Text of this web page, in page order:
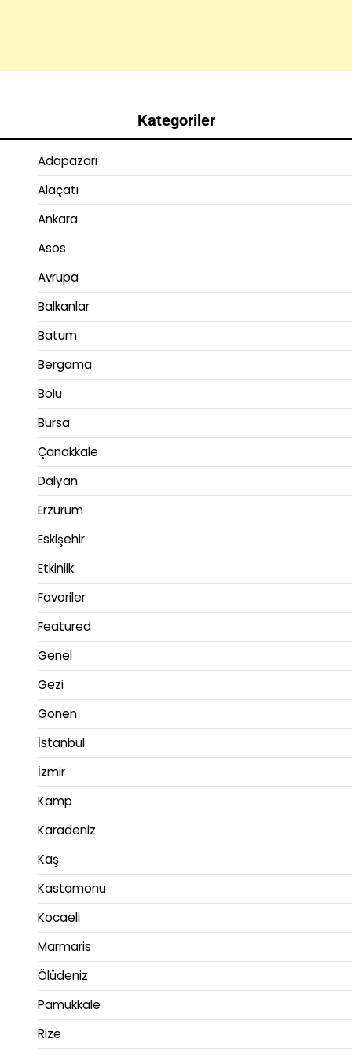
Kategoriler
Adapazarı
Alaçatı
Ankara
Asos
Avrupa
Balkanlar
Batum
Bergama
Bolu
Bursa
Çanakkale
Dalyan
Erzurum
Eskişehir
Etkinlik
Favoriler
Featured
Genel
Gezi
Gönen
İstanbul
İzmir
Kamp
Karadeniz
Kaş
Kastamonu
Kocaeli
Marmaris
Ölüdeniz
Pamukkale
Rize